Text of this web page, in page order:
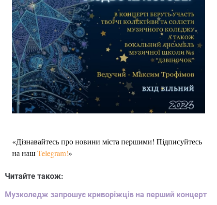
«Дізнавайтесь про новини міста першими! Підписуйтесь
на нашTelegram!»
Читайте також:
Музколедж запрошує криворіжців на перший концерт